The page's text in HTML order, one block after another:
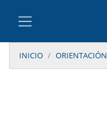
INICIO ORIENTACIÓN